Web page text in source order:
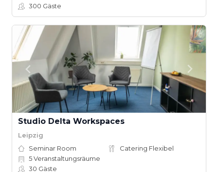
300 Gäste
Studio Delta Workspaces
Leipzig
Seminar Room
Catering Flexibel
5Veranstaltungsräume
30 Gäste